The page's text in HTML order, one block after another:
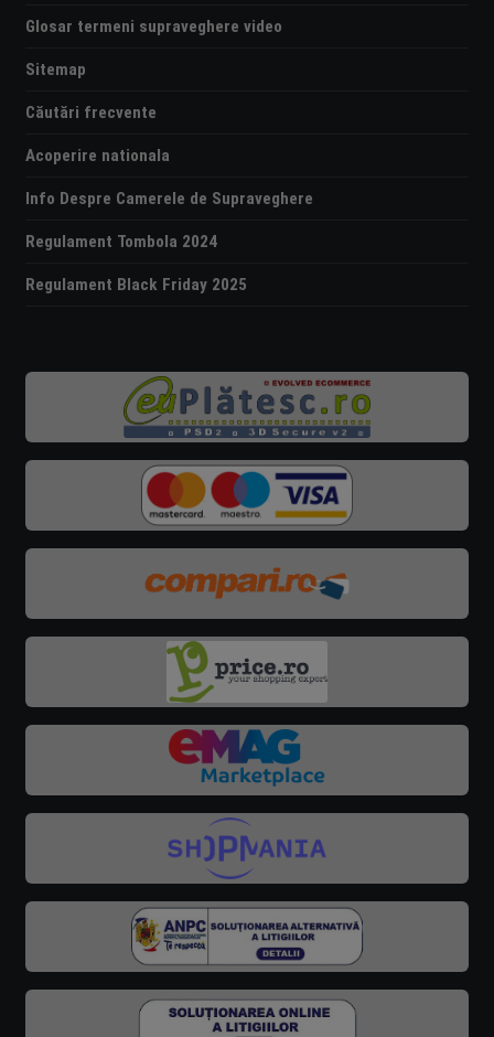
Glosar termeni supraveghere video
Sitemap
Căutări frecvente
Acoperire nationala
Info Despre Camerele de Supraveghere
Regulament Tombola 2024
Regulament Black Friday 2025